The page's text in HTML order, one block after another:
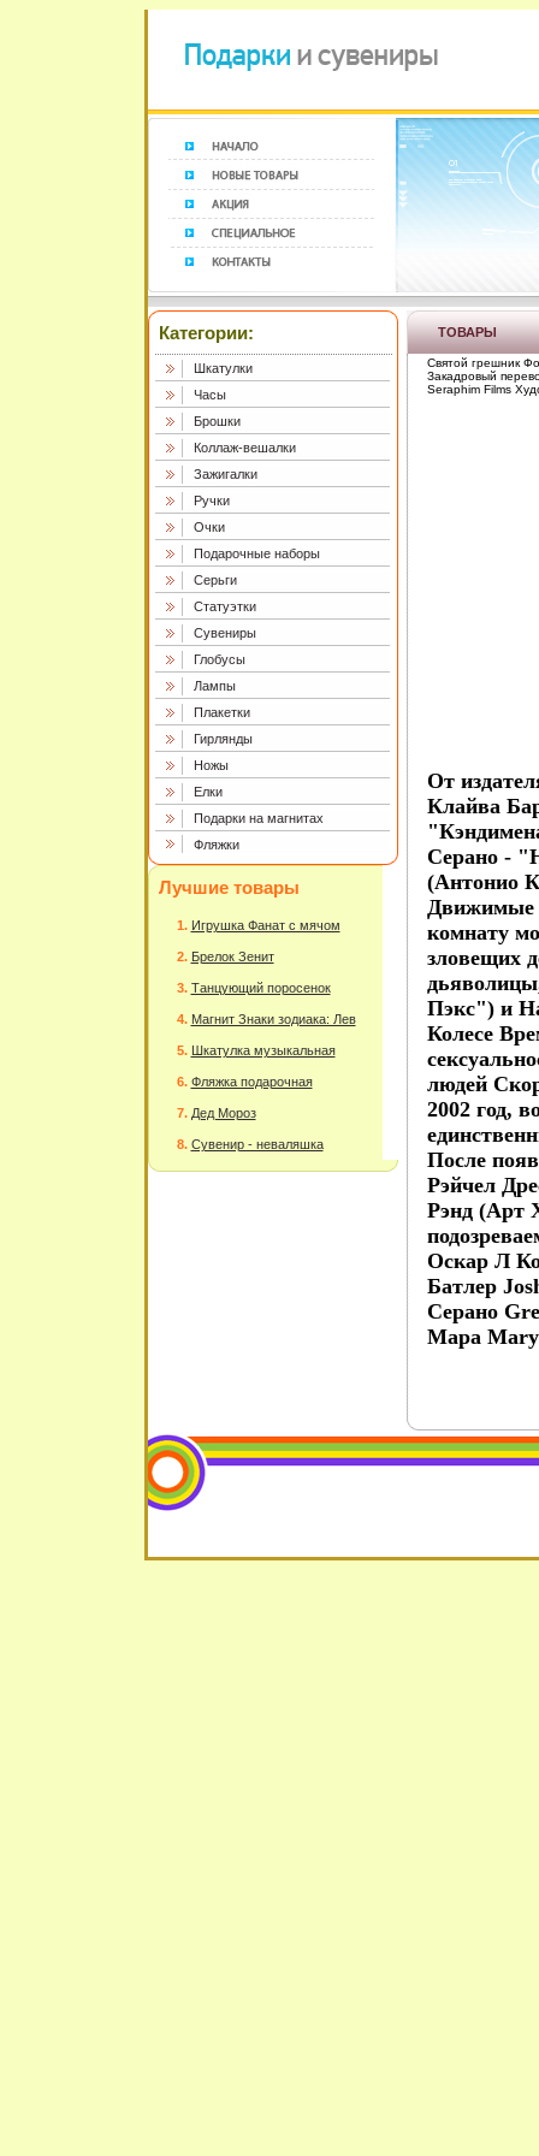
Категории:
Шкатулки
Часы
Брошки
Коллаж-вешалки
Зажигалки
Ручки
Очки
Подарочные наборы
Серьги
Статуэтки
Сувениры
Глобусы
Лампы
Плакетки
Гирлянды
Ножы
Елки
Подарки на магнитах
Фляжки
Лучшие товары
Игрушка Фанат с мячом
Брелок Зенит
Танцующий поросенок
Магнит Знаки зодиака: Лев
Шкатулка музыкальная
Фляжка подарочная
Дед Мороз
Сувенир - неваляшка
ТОВАРЫ
Святой грешник
Закадровый
Seraphim Films
От
Клайва
Серано -
(Антонио
Движимые
комнату
зловещих
Пэкс") и
Колесе
людей
2002 год,
После
Рэйчел
Рэнд (Арт
Оскар Л
Батлер
Серано
Мара